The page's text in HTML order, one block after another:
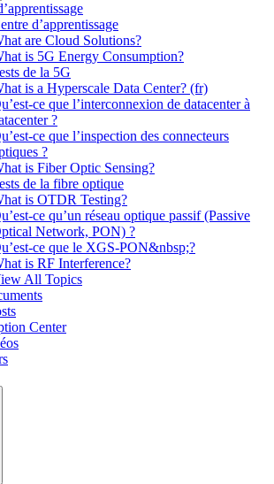
d’apprentissage
are Cloud Solutions?
is 5G Energy Consumption?
de la 5G
is a Hyperscale Data Center? (fr)
ce que l’interconnexion de datacenter à
?
ce que l’inspection des connecteurs
?
is Fiber Optic Sensing?
de la fibre optique
is OTDR Testing?
ce qu’un réseau optique passif (Passive
Network, PON) ?
ce que le XGS-PON&nbsp;?
is RF Interference?
All Topics
Center